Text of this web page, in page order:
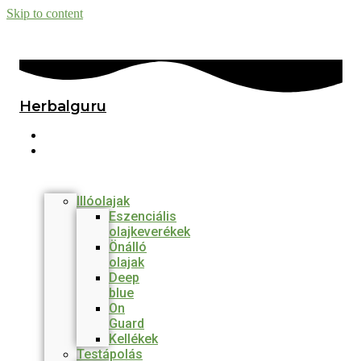
Skip to content
Herbalguru
Illóolajak
Eszenciális
olajkeverékek
Önálló
olajak
Deep
blue
On
Guard
Kellékek
Testápolás